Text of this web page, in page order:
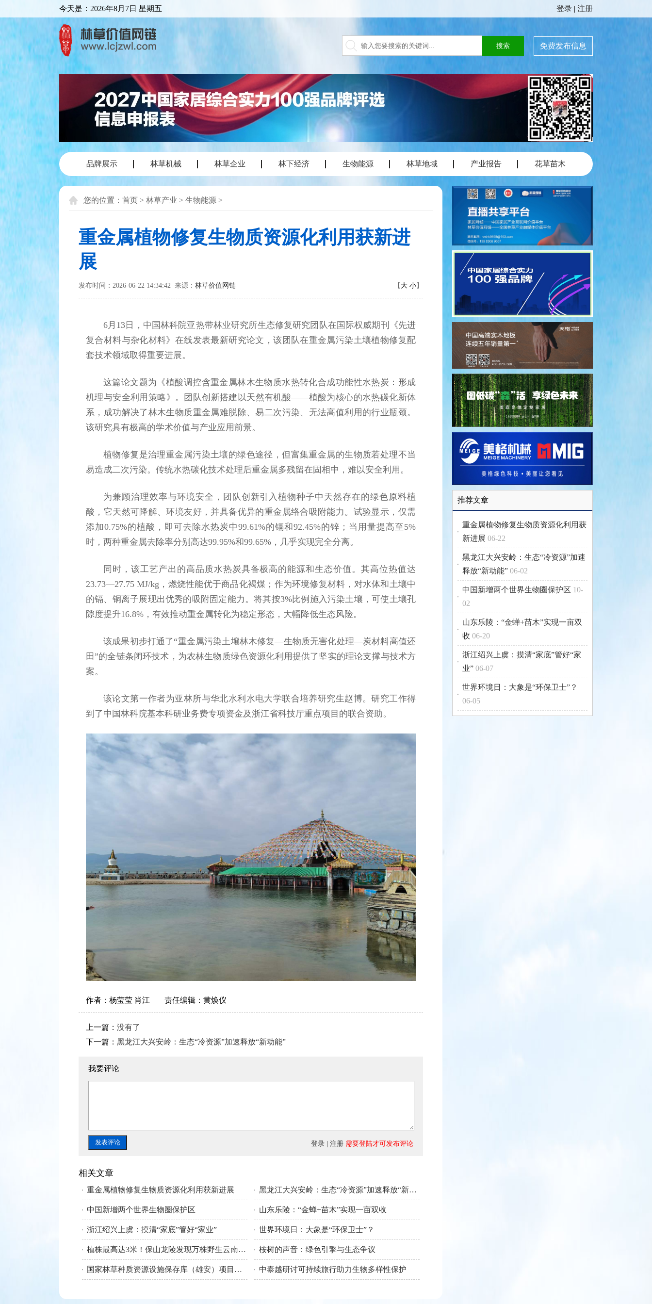
今天是： 2026年8月7日 星期五 登录 | 注册
免费发布信息
品牌展示 林草机械 林草企业 林下经济 生物能源 林草地域 产业报告 花草苗木
您的位置： 首页 > 林草产业 > 生物能源 >
重金属植物修复生物质资源化利用获新进
展
发布时间：2026-06-22 14:34:42 来源： 林草价值网链 【 大 小】
6月13日，中国林科院亚热带林业研究所生态修复研究团队在国际权威期刊《先进
复合材料与杂化材料》在线发表最新研究论文，该团队在重金属污染土壤植物修复配
套技术领域取得重要进展。
这篇论文题为《植酸调控含重金属林木生物质水热转化合成功能性水热炭：形成
机理与安全利用策略》。团队创新搭建以天然有机酸——植酸为核心的水热碳化新体
系，成功解决了林木生物质重金属难脱除、易二次污染、无法高值利用的行业瓶颈。
该研究具有极高的学术价值与产业应用前景。
植物修复是治理重金属污染土壤的绿色途径，但富集重金属的生物质若处理不当
易造成二次污染。传统水热碳化技术处理后重金属多残留在固相中，难以安全利用。
为兼顾治理效率与环境安全，团队创新引入植物种子中天然存在的绿色原料植
酸，它天然可降解、环境友好，并具备优异的重金属络合吸附能力。试验显示，仅需
添加0.75%的植酸，即可去除水热炭中99.61%的镉和92.45%的锌；当用量提高至5%
时，两种重金属去除率分别高达99.95%和99.65%，几乎实现完全分离。
同时，该工艺产出的高品质水热炭具备极高的能源和生态价值。其高位热值达
23.73—27.75 MJ/kg，燃烧性能优于商品化褐煤；作为环境修复材料，对水体和土壤中
的镉、铜离子展现出优秀的吸附固定能力。将其按3%比例施入污染土壤，可使土壤孔
隙度提升16.8%，有效推动重金属转化为稳定形态，大幅降低生态风险。
该成果初步打通了“重金属污染土壤林木修复—生物质无害化处理—炭材料高值还
田”的全链条闭环技术，为农林生物质绿色资源化利用提供了坚实的理论支撑与技术方
案。
该论文第一作者为亚林所与华北水利水电大学联合培养研究生赵博。研究工作得
到了中国林科院基本科研业务费专项资金及浙江省科技厅重点项目的联合资助。
作者： 杨莹莹 肖江 责任编辑： 黄焕仪
上一篇： 没有了
下一篇： 黑龙江大兴安岭：生态“冷资源”加速释放“新动能”
我要评论
登录 注册 需要登陆才可发布评论
相关文章
重金属植物修复生物质资源化利用获新进展 黑龙江大兴安岭：生态“冷资源”加速释放“新动能”
中国新增两个世界生物圈保护区 山东乐陵：“金蝉+苗木”实现一亩双收
浙江绍兴上虞：摸清“家底”管好“家业” 世界环境日：大象是“环保卫士”？
植株最高达3米！保山龙陵发现万株野生云南大百合 桉树的声音：绿色引擎与生态争议
国家林草种质资源设施保存库（雄安）项目开工 中泰越研讨可持续旅行助力生物多样性保护
推荐文章
重金属植物修复生物质资源化利用获
新进展 06-22
黑龙江大兴安岭：生态“冷资源”加速
释放“新动能” 06-02
中国新增两个世界生物圈保护区 10-
02
山东乐陵：“金蝉+苗木”实现一亩双
收 06-20
浙江绍兴上虞：摸清“家底”管好“家
业” 06-07
世界环境日：大象是“环保卫士”？
06-05